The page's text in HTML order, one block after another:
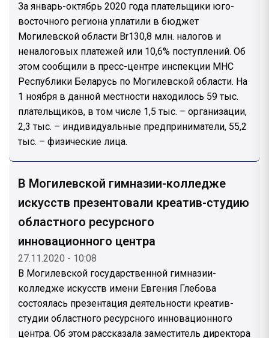
За январь-октябрь 2020 года плательщики юго-
восточного региона уплатили в бюджет
Могилевской области Br130,8 млн. налогов и
неналоговых платежей или 10,6% поступлений. Об
этом сообщили в пресс-центре инспекции МНС
Республики Беларусь по Могилевской области. На
1 ноября в данной местности находилось 59 тыс.
плательщиков, в том числе 1,5 тыс. – организации,
2,3 тыс. – индивидуальные предприниматели, 55,2
тыс. – физические лица.
В Могилевской гимназии-колледже
искусств презентовали креатив-студию
областного ресурсного
инновационного центра
27.11.2020 - 10:08
В Могилевской государственной гимназии-
колледже искусств имени Евгения Глебова
состоялась презентация деятельности креатив-
студии областного ресурсного инновационного
центра. Об этом рассказала заместитель директора